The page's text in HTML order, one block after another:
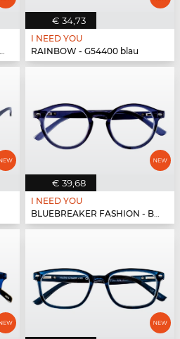
€ 34,73
I NEED YOU
RAINBOW - G54400 blau
€ 39,68
I NEED YOU
BLUEBREAKER FASHION - BLUEBR Fashion G79700 blau